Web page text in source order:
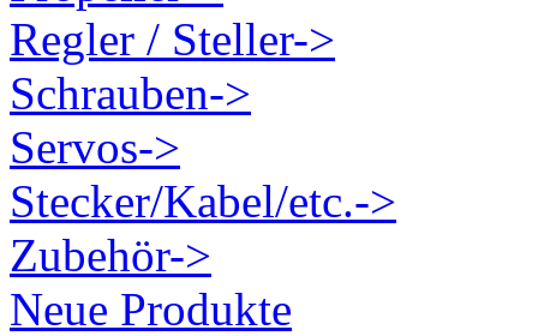
Regler / Steller->
Schrauben->
Servos->
Stecker/Kabel/etc.->
Zubehör->
Neue Produkte